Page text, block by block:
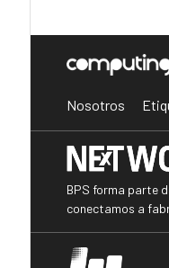
Nosotros
BPS forma parte
conectamos a